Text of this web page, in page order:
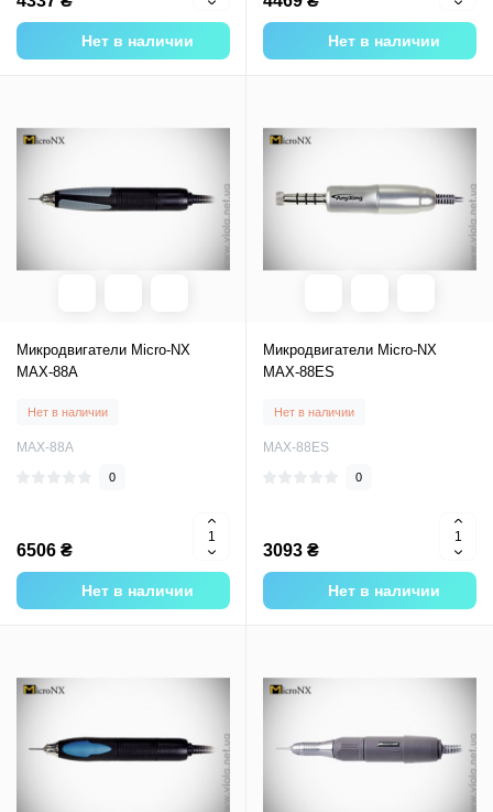
Нет в наличии Нет в наличии
Микродвигатели Micro-NX
MAX-88A
Нет в наличии
MAX-88A
0
6506 ₴
Нет в наличии
Микродвигатели Micro-NX
MAX-88ES
Нет в наличии
MAX-88ES
0
3093 ₴
Нет в наличии